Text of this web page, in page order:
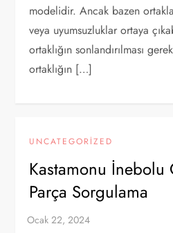
modelidir. Ancak bazen
veya uyumsuzluklar ortaya
ortaklığın sonlandırılması
ortaklığın […]
UNCATEGORIZED
Kastamonu İnebolu
Parça Sorgulama